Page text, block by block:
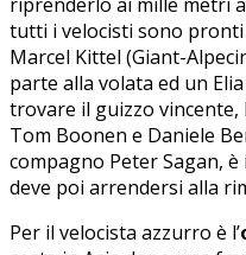
tutti i velocisti sono pronti
Marcel Kittel (Giant-
parte alla volata ed un
trovare il guizzo vincente,
Tom Boonen e Daniele
compagno Peter Sagan,
deve poi arrendersi alla
Per il velocista azzurro è l’